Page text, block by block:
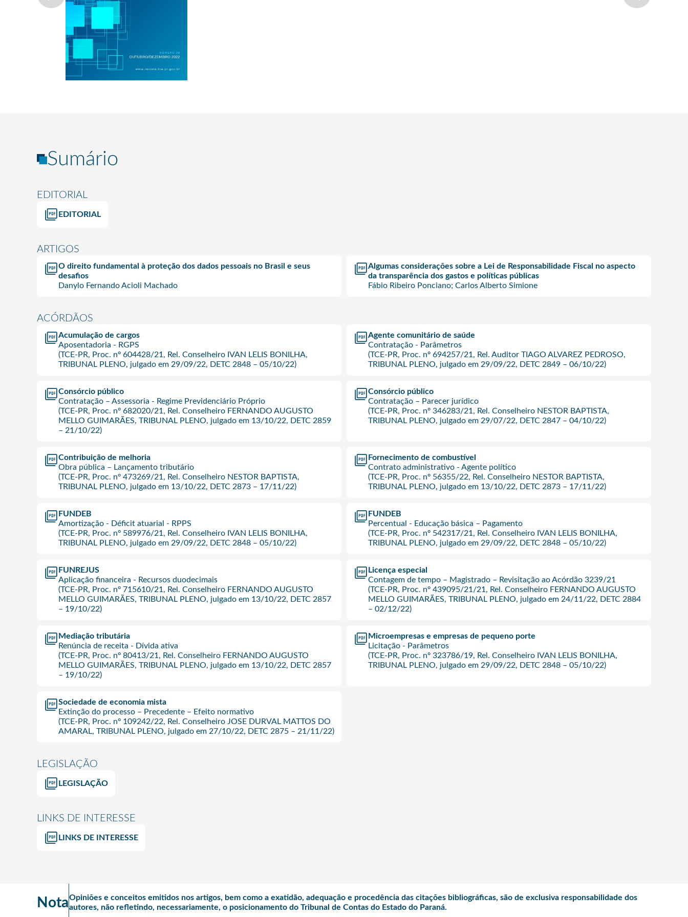
Sumário
EDITORIAL
EDITORIAL
ARTIGOS
O direito fundamental à proteção dos dados pessoais no Brasil e seus
desafios
Danylo Fernando Acioli Machado
Algumas considerações sobre a Lei de Responsabilidade Fiscal no aspecto
da transparência dos gastos e políticas públicas
Fábio Ribeiro Ponciano; Carlos Alberto Simione
ACÓRDÃOS
Acumulação de cargos
Aposentadoria - RGPS
(TCE-PR, Proc. nº 604428/21, Rel. Conselheiro IVAN LELIS BONILHA,
TRIBUNAL PLENO, julgado em 29/09/22, DETC 2848 – 05/10/22)
Agente comunitário de saúde
Contratação - Parâmetros
(TCE-PR, Proc. nº 694257/21, Rel. Auditor TIAGO ALVAREZ PEDROSO,
TRIBUNAL PLENO, julgado em 29/09/22, DETC 2849 – 06/10/22)
Consórcio público
Contratação – Assessoria - Regime Previdenciário Próprio
(TCE-PR, Proc. nº 682020/21, Rel. Conselheiro FERNANDO AUGUSTO
MELLO GUIMARÃES, TRIBUNAL PLENO, julgado em 13/10/22, DETC 2859
– 21/10/22)
Consórcio público
Contratação – Parecer jurídico
(TCE-PR, Proc. nº 346283/21, Rel. Conselheiro NESTOR BAPTISTA,
TRIBUNAL PLENO, julgado em 29/07/22, DETC 2847 – 04/10/22)
Contribuição de melhoria
Obra pública – Lançamento tributário
(TCE-PR, Proc. nº 473269/21, Rel. Conselheiro NESTOR BAPTISTA,
TRIBUNAL PLENO, julgado em 13/10/22, DETC 2873 – 17/11/22)
Fornecimento de combustível
Contrato administrativo - Agente político
(TCE-PR, Proc. nº 56355/22, Rel. Conselheiro NESTOR BAPTISTA,
TRIBUNAL PLENO, julgado em 13/10/22, DETC 2873 – 17/11/22)
FUNDEB
Amortização - Déficit atuarial - RPPS
(TCE-PR, Proc. nº 589976/21, Rel. Conselheiro IVAN LELIS BONILHA,
TRIBUNAL PLENO, julgado em 29/09/22, DETC 2848 – 05/10/22)
FUNDEB
Percentual - Educação básica – Pagamento
(TCE-PR, Proc. nº 542317/21, Rel. Conselheiro IVAN LELIS BONILHA,
TRIBUNAL PLENO, julgado em 29/09/22, DETC 2848 – 05/10/22)
FUNREJUS
Aplicação financeira - Recursos duodecimais
(TCE-PR, Proc. nº 715610/21, Rel. Conselheiro FERNANDO AUGUSTO
MELLO GUIMARÃES, TRIBUNAL PLENO, julgado em 13/10/22, DETC 2857
– 19/10/22)
Licença especial
Contagem de tempo – Magistrado – Revisitação ao Acórdão 3239/21
(TCE-PR, Proc. nº 439095/21/21, Rel. Conselheiro FERNANDO AUGUSTO
MELLO GUIMARÃES, TRIBUNAL PLENO, julgado em 24/11/22, DETC 2884
– 02/12/22)
Mediação tributária
Renúncia de receita - Dívida ativa
(TCE-PR, Proc. nº 80413/21, Rel. Conselheiro FERNANDO AUGUSTO
MELLO GUIMARÃES, TRIBUNAL PLENO, julgado em 13/10/22, DETC 2857
– 19/10/22)
Microempresas e empresas de pequeno porte
Licitação - Parâmetros
(TCE-PR, Proc. nº 323786/19, Rel. Conselheiro IVAN LELIS BONILHA,
TRIBUNAL PLENO, julgado em 29/09/22, DETC 2848 – 05/10/22)
Sociedade de economia mista
Extinção do processo – Precedente – Efeito normativo
(TCE-PR, Proc. nº 109242/22, Rel. Conselheiro JOSE DURVAL MATTOS DO
AMARAL, TRIBUNAL PLENO, julgado em 27/10/22, DETC 2875 – 21/11/22)
LEGISLAÇÃO
LEGISLAÇÃO
LINKS DE INTERESSE
LINKS DE INTERESSE
NotaOpiniões e conceitos emitidos nos artigos, bem como a exatidão, adequação e procedência das citações bibliográficas, são de exclusiva responsabilidade dos
autores, não refletindo, necessariamente, o posicionamento do Tribunal de Contas do Estado do Paraná.